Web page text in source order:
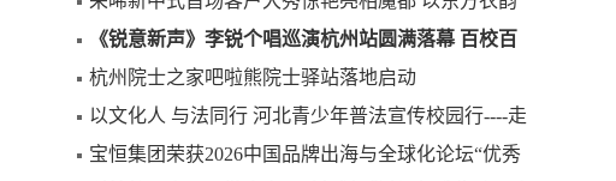
致敬平凡女性绽放之美
《锐意新声》李锐个唱巡演杭州站圆满落幕 百校百
星「AI星创计划」正式启动
杭州院士之家吧啦熊院士驿站落地启动
以文化人 与法同行 河北青少年普法宣传校园行----走
进赵县南柏舍镇中学
​宝恒集团荣获2026中国品牌出海与全球化论坛“优秀